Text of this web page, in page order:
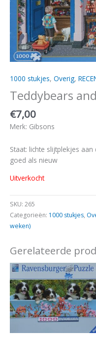
1000 stukjes, Overig,
Teddybears
€7,00
Merk: Gibsons
Staat: lichte slijtplekjes
goed als nieuw
Uitverkocht
SKU: 265
Categorieën: 1000 stukjes,
weken)
Gerelateerde